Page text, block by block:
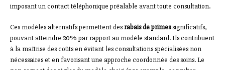
imposant un contact téléphonique préalable avant toute consultation.
Ces modèles alternatifs permettent des rabais de primessignificatifs,
pouvant atteindre 20% par rapport au modèle standard. Ils contribuent
à la maîtrise des coûts en évitant les consultations spécialisées non
nécessaires et en favorisant une approche coordonnée des soins. Le